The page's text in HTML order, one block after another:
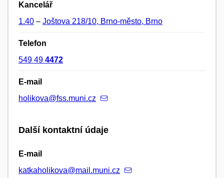
Kancelář
1.40 – Joštova 218/10, Brno-město, Brno
Telefon
549 49 4472
E-mail
holikova@fss.muni.cz
Další kontaktní údaje
E-mail
katkaholikova@mail.muni.cz